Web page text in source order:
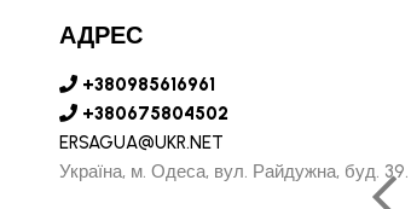
в далечину та
за ним"
АДРЕС
+380985616961
+380675804502
ERSAGUA@UKR.NET
Україна, м. Одеса, вул. Райдужна, буд. 39.